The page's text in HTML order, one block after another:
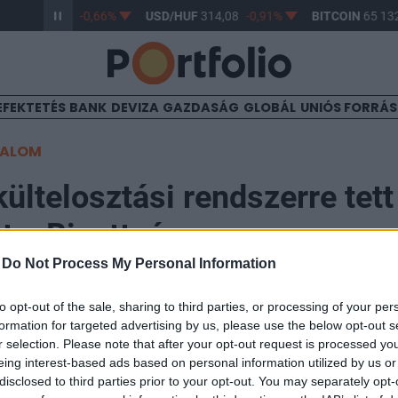
Do Not Process My Personal Information
opt-out of the sale, sharing to third parties, or processing of your
for targeted advertising by us, please use the below opt-out
selection. Please note that after your opt-out request is processed
interest-based ads based on personal information utilized by us
to third parties prior to your opt-out. You may separately
362,98 -0,66% USD/HUF 314,08 -0,91% BITCOIN65
BANK DEVIZA GAZDASÁG GLOBÁL UNIÓS
rendszerre tett
a Bizottság
rendszerre tett javaslatot az Európai Bizottság
legalább 50 ezer különösen kiszolgáltatott,